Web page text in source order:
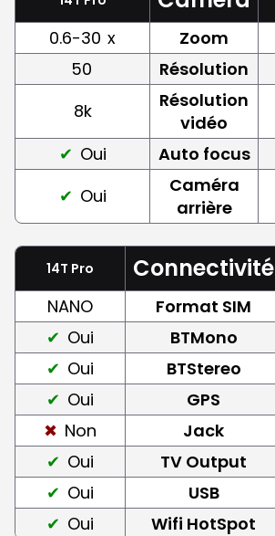
0.6-30 x Zoom
50
Résolution
8k
Résolution
vidéo
Oui
Auto focus
Oui
Caméra
arrière
14T Pro Connectivité
NANO Format SIM
Oui
BTMono
Oui
BTStereo
Oui
GPS
Non
Jack
Oui
TV Output
Oui
USB
Oui
Wifi HotSpot